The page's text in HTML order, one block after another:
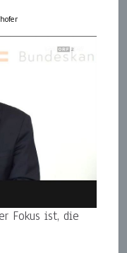
Fokus ist, die